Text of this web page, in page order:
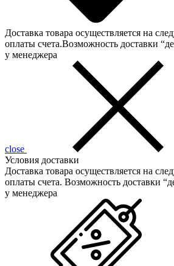
Доставка товара осуществляется на
оплаты счета.Возможность доставки
у менеджера
close
Условия доставки
Доставка товара осуществляется на
оплаты счета. Возможность доставки
у менеджера